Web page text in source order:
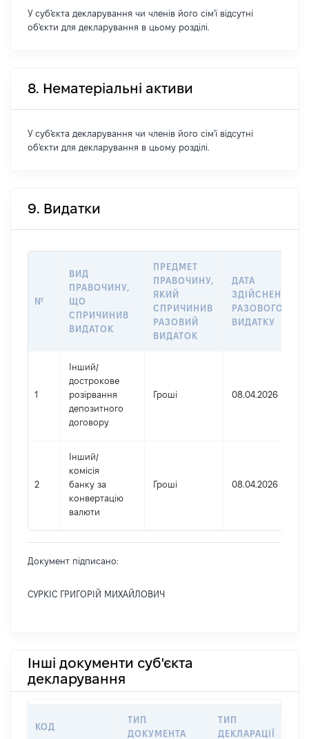
У суб'єкта декларування чи членів його сім'ї відсутні
об'єкти для декларування в цьому розділі.
8. Нематеріальні активи
У суб'єкта декларування чи членів його сім'ї відсутні
об'єкти для декларування в цьому розділі.
9. Видатки
№
ВИД
ПРАВОЧИНУ,
ЩО
СПРИЧИНИВ
ВИДАТОК
ПРЕДМЕТ
ПРАВОЧИНУ,
ЯКИЙ
СПРИЧИНИВ
РАЗОВИЙ
ВИДАТОК
ДАТА
ЗДІЙСНЕННЯ
РАЗОВОГО
ВИДАТКУ
1
Інший/
дострокове
розірвання
депозитного
договору
Гроші 08.04.2026
2
Інший/
комісія
банку за
конвертацію
валюти
Гроші 08.04.2026
Документ підписано:
СУРКІС ГРИГОРІЙ МИХАЙЛОВИЧ
Інші документи суб'єкта
декларування
КОД
ТИП
ДОКУМЕНТА
ТИП
ДЕКЛАРАЦІЇ